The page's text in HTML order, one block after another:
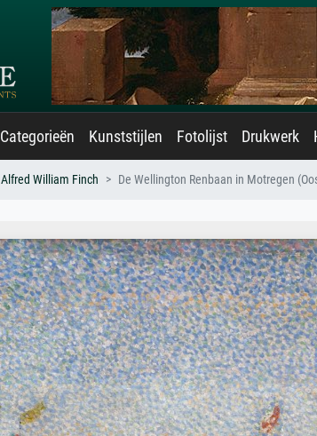
Categorieën Kunststijlen Fotolijst Drukwerk
Alfred William Finch De Wellington Renbaan in Motregen